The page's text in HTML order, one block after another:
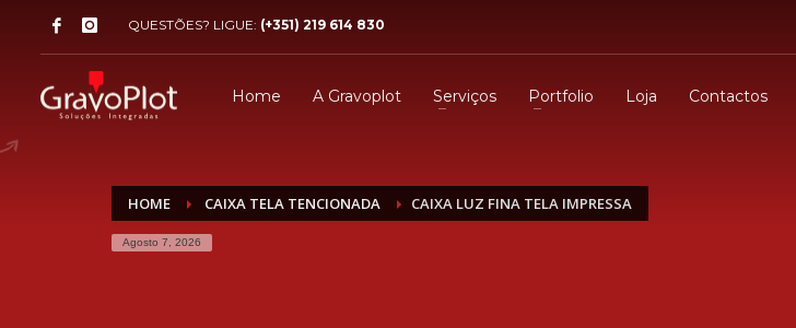
QUESTÕES? LIGUE: (+351) 219 614 830
Home A Gravoplot Serviços Portfolio Loja Contactos
HOME CAIXA TELA TENCIONADA CAIXA LUZ FINA TELA IMPRESSA
Agosto 7, 2026